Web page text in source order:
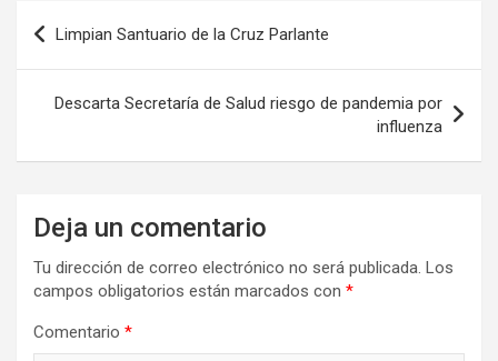
Navegación
de
entradas
Limpian Santuario de la Cruz Parlante
Descarta Secretaría de Salud riesgo de pandemia por
influenza
Deja un comentario
Tu dirección de correo electrónico no será publicada. Los
campos obligatorios están marcados con *
Comentario *